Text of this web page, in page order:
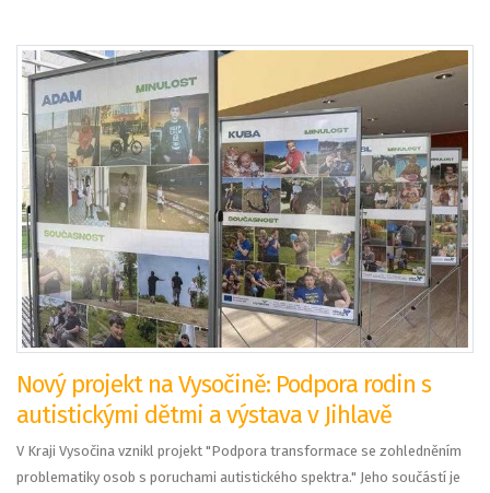
Nový projekt na Vysočině: Podpora rodin s
autistickými dětmi a výstava v Jihlavě
V Kraji Vysočina vznikl projekt "Podpora transformace se zohledněním
problematiky osob s poruchami autistického spektra." Jeho součástí je